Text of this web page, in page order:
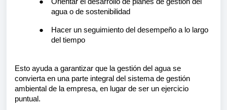
●
Orientar el desarrollo de planes de gestión del
agua o de sostenibilidad
●
Hacer un seguimiento del desempeño a lo largo
del tiempo
Esto ayuda a garantizar que la gestión del agua se
convierta en una parte integral del sistema de gestión
ambiental de la empresa, en lugar de ser un ejercicio
puntual.